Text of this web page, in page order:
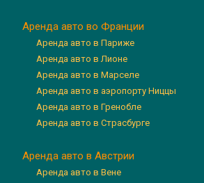
Аренда авто во Франции
Аренда авто в Париже
Аренда авто в Лионе
Аренда авто в Марселе
Аренда авто в аэропорту Ниццы
Аренда авто в Гренобле
Аренда авто в Страсбурге
Аренда авто в Австрии
Аренда авто в Вене